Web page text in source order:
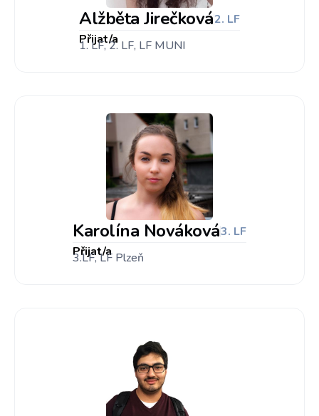
Alžběta Jirečková2. LF
Přijat/a
1. LF, 2. LF, LF MUNI
Karolína Nováková3. LF
Přijat/a
3.LF, LF Plzeň